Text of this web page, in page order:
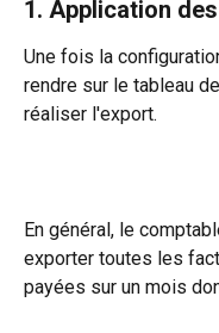
1. Application
Une fois la
rendre sur le tableau
réaliser l'export.
En général, le
exporter toutes les
payées sur un mois